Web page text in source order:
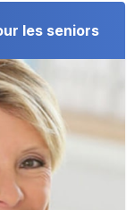
les seniors